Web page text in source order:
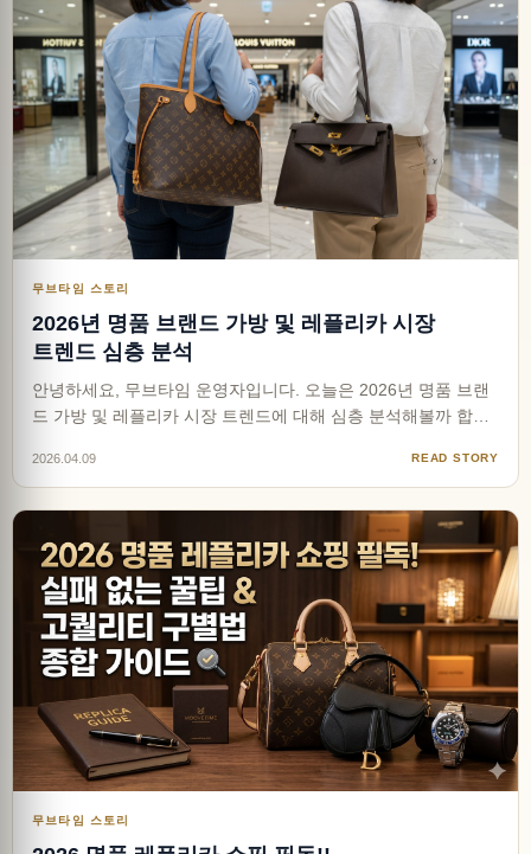
무브타임 스토리
2026년 명품 브랜드 가방 및 레플리카 시장
트렌드 심층 분석
안녕하세요, 무브타임 운영자입니다. 오늘은 2026년 명품 브랜
드 가방 및 레플리카 시장 트렌드에 대해 심층 분석해볼까 합니
미로운 과도기를 맞이하고 있습니다. 과거의 과시적인 빅 로고
나 시각적인 피로감을 주던 화려한 네온 컬러는 점차 자…
2026.04.09 READ STORY
무브타임 스토리